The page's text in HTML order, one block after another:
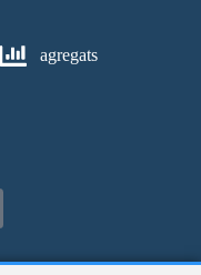
agregats